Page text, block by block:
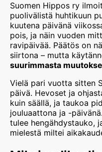
Suomen Hippos ry
puolivälistä huhtikuun
kuutena päivänä
pois, ja näin vuoden
ravipäivää. Päätös on
siirtona – mutta
suurimmasta
Vielä pari vuotta sitten
päivä. Hevoset ja
kuin säällä, ja taukoa
jouluaattona ja -
tulee hengähdystauko,
mielestä miltei